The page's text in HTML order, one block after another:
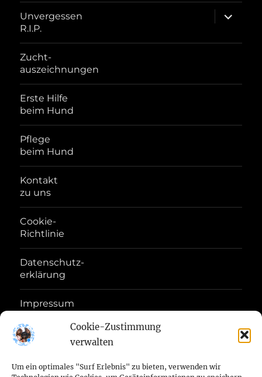
Cookie-Zustimmung
verwalten
Um ein optimales "Surf Erlebnis" zu bieten, verwenden wir
Unvergessen
R.I.P.
öffnen
Zucht-
auszeichnungen
Erste Hilfe
beim Hund
Pflege
beim Hund
Kontakt
zu uns
Cookie-
Richtlinie
Datenschutz-
erklärung
Impressum
Haftungs-